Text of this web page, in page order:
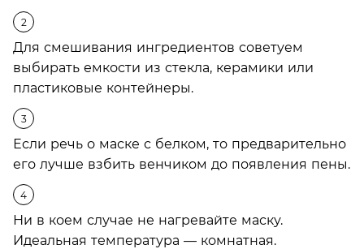
Для смешивания ингредиентов советуем
выбирать емкости из стекла, керамики или
пластиковые контейнеры.
Если речь о маске с белком, то предварительно
его лучше взбить венчиком до появления пены.
Ни в коем случае не нагревайте маску.
Идеальная температура — комнатная.